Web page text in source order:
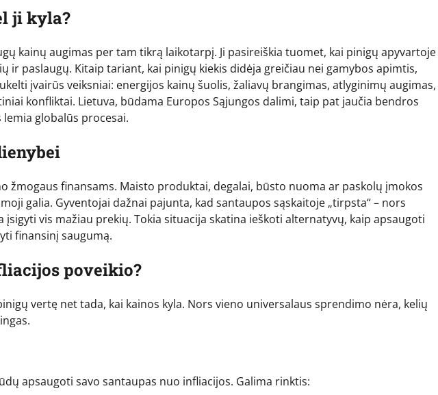
ji kyla?
kainų augimas per tam tikrą laikotarpį. Ji pasireiškia tuomet, kai pinigų apyvartoje
ir paslaugų. Kitaip tariant, kai pinigų kiekis didėja greičiau nei gamybos apimtis,
įvairūs veiksniai: energijos kainų šuolis, žaliavų brangimas, atlyginimų augimas,
konfliktai. Lietuva, būdama Europos Sąjungos dalimi, taip pat jaučia bendros
globalūs procesai.
žmogaus finansams. Maisto produktai, degalai, būsto nuoma ar paskolų įmokos
galia. Gyventojai dažnai pajunta, kad santaupos sąskaitoje „tirpsta“ – nors
įsigyti vis mažiau prekių. Tokia situacija skatina ieškoti alternatyvų, kaip apsaugoti
finansinį saugumą.
poveikio?
vertę net tada, kai kainos kyla. Nors vieno universalaus sprendimo nėra, kelių
apsaugoti savo santaupas nuo infliacijos. Galima rinktis: